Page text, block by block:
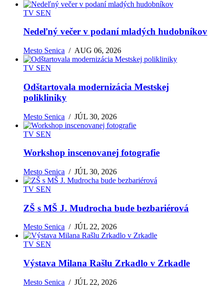
TV SEN
Nedeľný večer v podaní mladých hudobníkov
Mesto Senica /AUG 06, 2026
TV SEN
Odštartovala modernizácia Mestskej
polikliniky
Mesto Senica /JÚL 30, 2026
TV SEN
Workshop inscenovanej fotografie
Mesto Senica /JÚL 30, 2026
TV SEN
ZŠ s MŠ J. Mudrocha bude bezbariérová
Mesto Senica /JÚL 22, 2026
TV SEN
Výstava Milana Rašlu Zrkadlo v Zrkadle
Mesto Senica /JÚL 22, 2026